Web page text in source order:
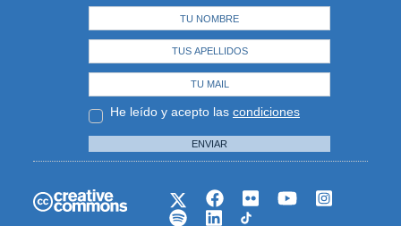
He leído y acepto las condiciones
ENVIAR